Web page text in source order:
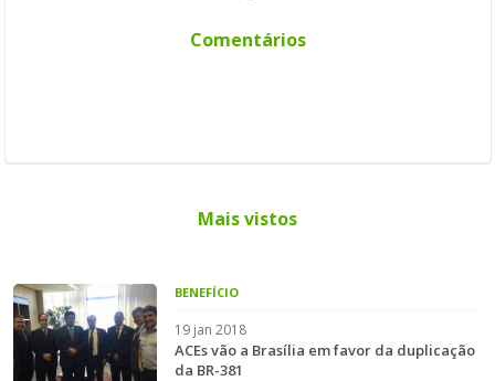
Comentários
Mais vistos
BENEFÍCIO
19 jan 2018
ACEs vão a Brasília em favor da duplicação
da BR-381